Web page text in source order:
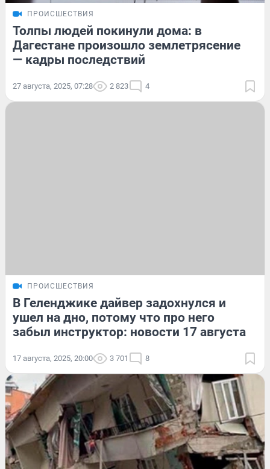
ПРОИСШЕСТВИЯ
Толпы людей покинули дома: в
Дагестане произошло землетрясение
— кадры последствий
27 августа, 2025, 07:28 2 823 4
ПРОИСШЕСТВИЯ
В Геленджике дайвер задохнулся и
ушел на дно, потому что про него
забыл инструктор: новости 17 августа
17 августа, 2025, 20:00 3 701 8